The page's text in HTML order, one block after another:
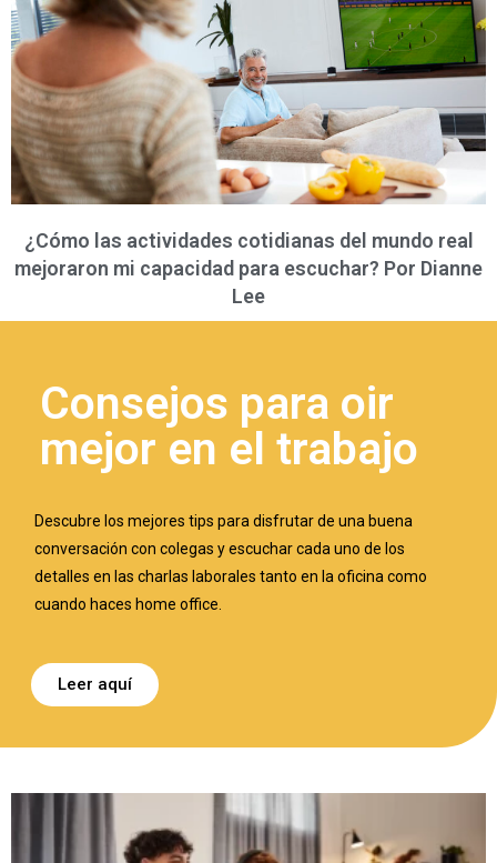
¿Cómo las actividades cotidianas del mundo real
mejoraron mi capacidad para escuchar? Por Dianne
Lee
Consejos para oir
mejor en el trabajo
Descubre los mejores tips para disfrutar de una buena
conversación con colegas y escuchar cada uno de los
detalles en las charlas laborales tanto en la oficina como
cuando haces home office.
Leer aquí